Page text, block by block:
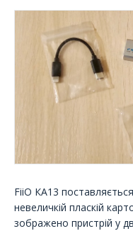
FiiO КА13
невеличкій пласкій
зображено пристрій у